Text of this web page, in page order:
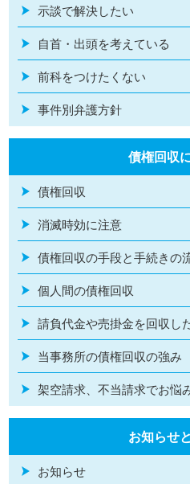
示談で解決したい
自首・出頭を考えている
前科をつけたくない
事件別弁護方針
債権回収
債権回収
消滅時効に注意
債権回収の手段と手続きの
個人間の債権回収
請負代金や売掛金を回収し
当事務所の債権回収の強み
架空請求、不当請求でお悩
お知らせ
お知らせ